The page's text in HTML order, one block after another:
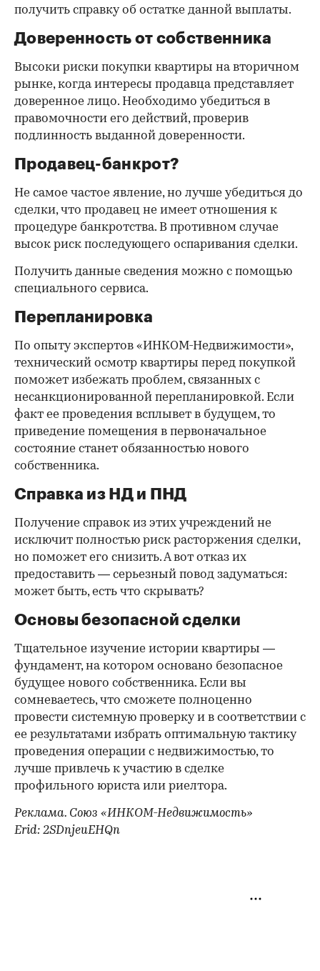
получить справку об остатке данной выплаты.
Доверенность от собственника
Высоки риски покупки квартиры на вторичном
рынке, когда интересы продавца представляет
доверенное лицо. Необходимо убедиться в
правомочности его действий, проверив
подлинность выданной доверенности.
Продавец-банкрот?
Не самое частое явление, но лучше убедиться до
сделки, что продавец не имеет отношения к
процедуре банкротства. В противном случае
высок риск последующего оспаривания сделки.
Получить данные сведения можно с помощью
специального сервиса.
Перепланировка
По опыту экспертов «ИНКОМ-Недвижимости»,
технический осмотр квартиры перед покупкой
поможет избежать проблем, связанных с
несанкционированной перепланировкой. Если
факт ее проведения всплывет в будущем, то
приведение помещения в первоначальное
состояние станет обязанностью нового
собственника.
Справка из НД и ПНД
Получение справок из этих учреждений не
исключит полностью риск расторжения сделки,
но поможет его снизить. А вот отказ их
предоставить — серьезный повод задуматься:
может быть, есть что скрывать?
Основы безопасной сделки
Тщательное изучение истории квартиры —
фундамент, на котором основано безопасное
будущее нового собственника. Если вы
сомневаетесь, что сможете полноценно
провести системную проверку и в соответствии с
ее результатами избрать оптимальную тактику
проведения операции с недвижимостью, то
лучше привлечь к участию в сделке
профильного юриста или риелтора.
Реклама. Союз «ИНКОМ-Недвижимость»
Erid: 2SDnjeuEHQn